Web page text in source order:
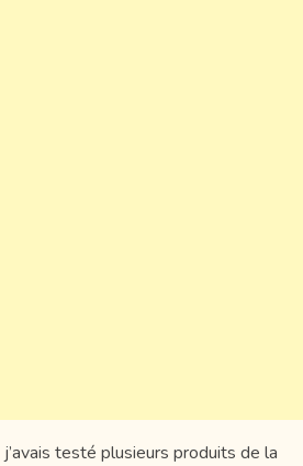
testé plusieurs produits de la